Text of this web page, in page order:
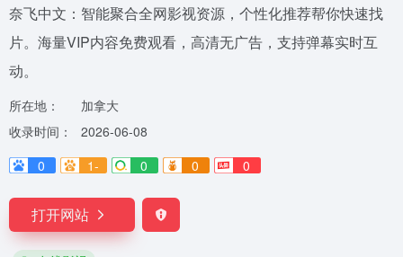
奈飞中文：智能聚合全网影视资源，个性化推荐帮你快速找
片。海量VIP内容免费观看，高清无广告，支持弹幕实时互
动。
所在地：
加拿大
收录时间：
2026-06-08
0
1- 0 0 0
打开网站